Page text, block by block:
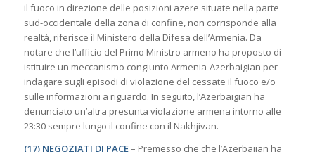
il fuoco in direzione delle posizioni azere situate nella parte
sud-occidentale della zona di confine, non corrisponde alla
realtà, riferisce il Ministero della Difesa dell’Armenia. Da
notare che l’ufficio del Primo Ministro armeno ha proposto di
istituire un meccanismo congiunto Armenia-Azerbaigian per
indagare sugli episodi di violazione del cessate il fuoco e/o
sulle informazioni a riguardo. In seguito, l’Azerbaigian ha
denunciato un’altra presunta violazione armena intorno alle
23:30 sempre lungo il confine con il Nakhjivan.
(17) NEGOZIATI DI PACE– Premesso che che l’Azerbaijan ha